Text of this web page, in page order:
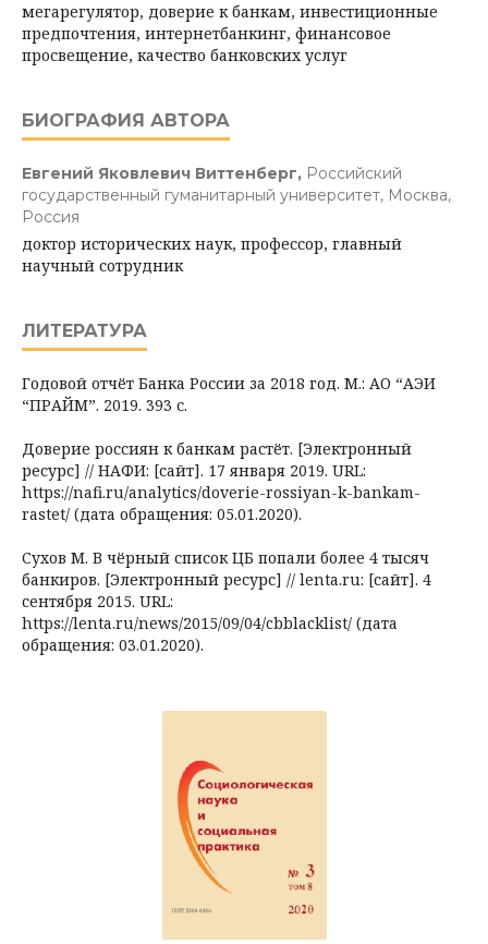
мегарегулятор, доверие к банкам, инвестиционные
предпочтения, интернетбанкинг, финансовое
просвещение, качество банковских услуг
БИОГРАФИЯ АВТОРА
Евгений Яковлевич Виттенберг, Российский
государственный гуманитарный университет, Москва,
Россия
доктор исторических наук, профессор, главный
научный сотрудник
ЛИТЕРАТУРА
Годовой отчёт Банка России за 2018 год. М.: АО “АЭИ
“ПРАЙМ”. 2019. 393 с.
Доверие россиян к банкам растёт. [Электронный
ресурс] // НАФИ: [сайт]. 17 января 2019. URL:
https://nafi.ru/analytics/doverie-rossiyan-k-bankam-
rastet/ (дата обращения: 05.01.2020).
Сухов М. В чёрный список ЦБ попали более 4 тысяч
банкиров. [Электронный ресурс] // lenta.ru: [сайт]. 4
сентября 2015. URL:
https://lenta.ru/news/2015/09/04/cbblacklist/ (дата
обращения: 03.01.2020).